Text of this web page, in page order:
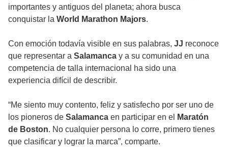
importantes y antiguos del planeta; ahora busca
conquistar la World Marathon Majors.
Con emoción todavía visible en sus palabras, JJ reconoce
que representar a Salamanca y a su comunidad en una
competencia de talla internacional ha sido una
experiencia difícil de describir.
“Me siento muy contento, feliz y satisfecho por ser uno de
los pioneros de Salamanca en participar en el
Maratón
de Boston. No cualquier persona lo corre, primero tienes
que clasificar y lograr la marca”, comparte.